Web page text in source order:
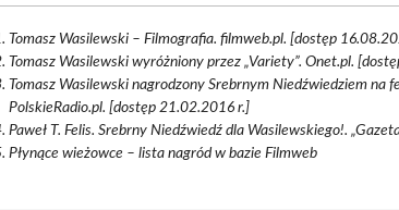
Tomasz Wasilewski – Filmografia. filmweb.pl. [dostęp
Tomasz Wasilewski wyróżniony przez „Variety”. Onet.pl.
Tomasz Wasilewski nagrodzony Srebrnym Niedźwiedziem na
PolskieRadio.pl. [dostęp 21.02.2016 r.]
Paweł T. Felis. Srebrny Niedźwiedź dla Wasilewskiego!.
Płynące wieżowce – lista nagród w bazie Filmweb